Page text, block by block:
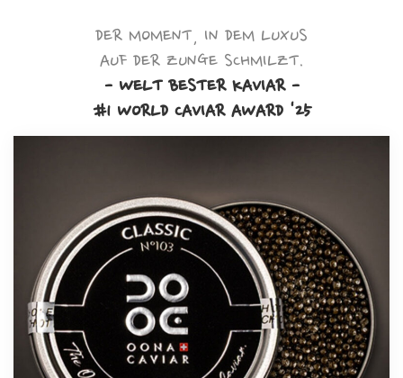
DER MOMENT, IN DEM LUXUS
AUF DER ZUNGE SCHMILZT.
- WELT BESTER KAVIAR -
#1 WORLD CAVIAR AWARD '25